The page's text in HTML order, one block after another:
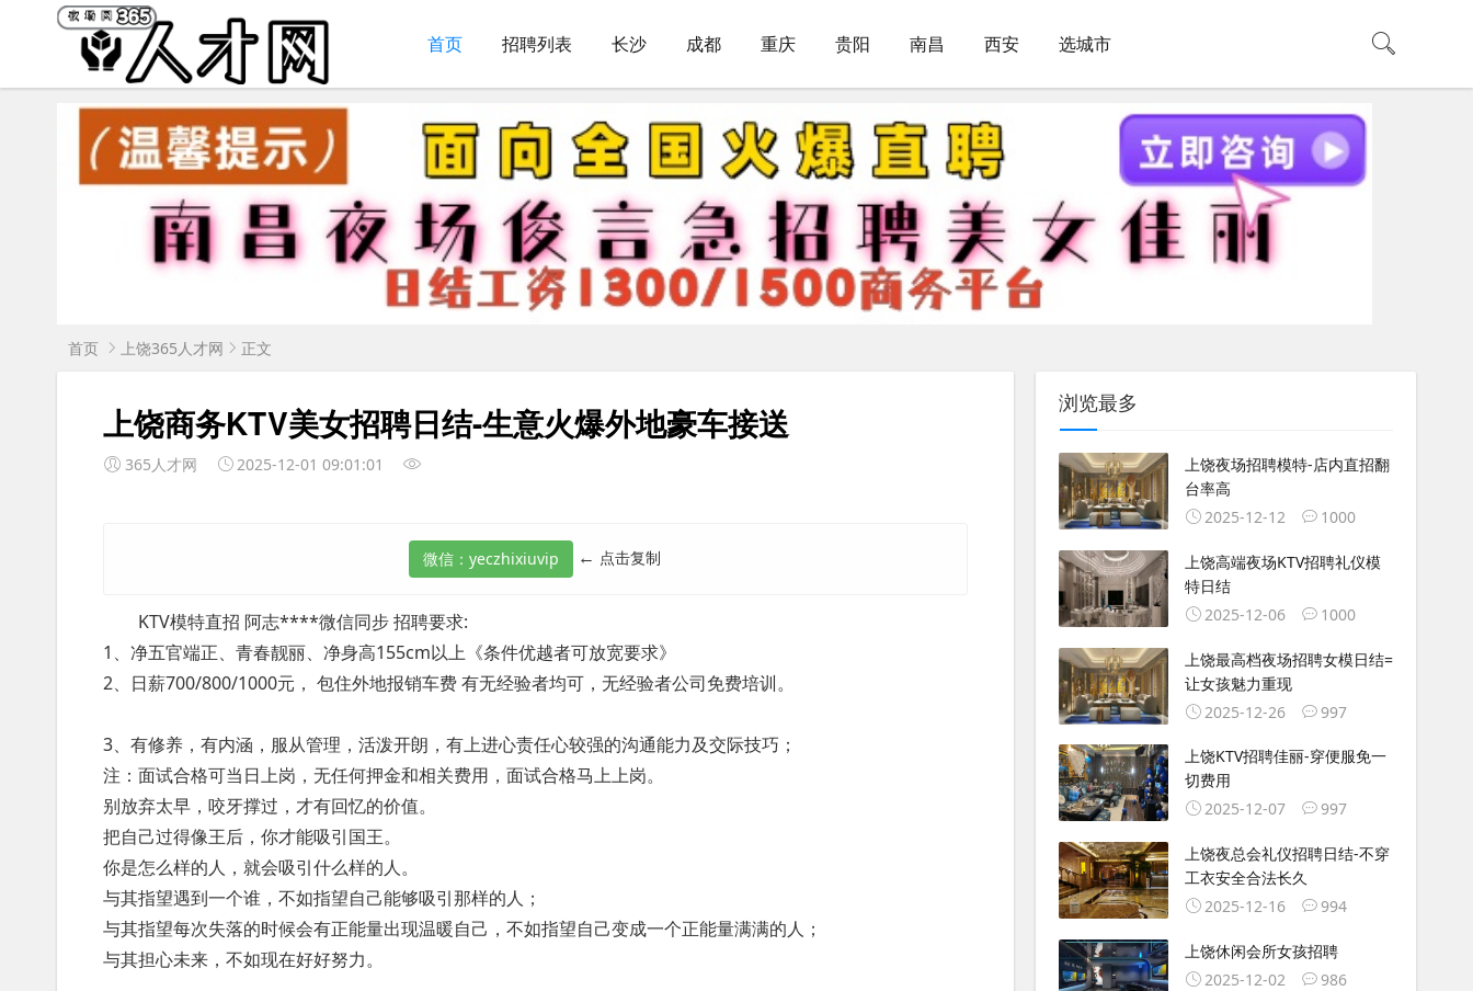
首页 招聘列表 长沙 成都 重庆 贵阳 南昌 西安 选城市
首页 上饶365人才网 正文
上饶商务KTV美女招聘日结-生意火爆外地豪车接送
365人才网 2025-12-01 09:01:01
← 点击复制
KTV模特直招 阿志****微信同步 招聘要求:
1、净五官端正、青春靓丽、净身高155cm以上《条件优越者可放宽要求》
2、日薪700/800/1000元， 包住外地报销车费 有无经验者均可，无经验者公司免费培训。
3、有修养，有内涵，服从管理，活泼开朗，有上进心责任心较强的沟通能力及交际技巧；
注：面试合格可当日上岗，无任何押金和相关费用，面试合格马上上岗。
别放弃太早，咬牙撑过，才有回忆的价值。
把自己过得像王后，你才能吸引国王。
你是怎么样的人，就会吸引什么样的人。
与其指望遇到一个谁，不如指望自己能够吸引那样的人；
与其指望每次失落的时候会有正能量出现温暖自己，不如指望自己变成一个正能量满满的人；
与其担心未来，不如现在好好努力。
浏览最多
上饶夜场招聘模特-店内直招翻
台率高
2025-12-12
1000
上饶高端夜场KTV招聘礼仪模
特日结
2025-12-06
1000
上饶最高档夜场招聘女模日结=
让女孩魅力重现
2025-12-26
997
上饶KTV招聘佳丽-穿便服免一
切费用
2025-12-07
997
上饶夜总会礼仪招聘日结-不穿
工衣安全合法长久
2025-12-16
994
上饶休闲会所女孩招聘
2025-12-02
986